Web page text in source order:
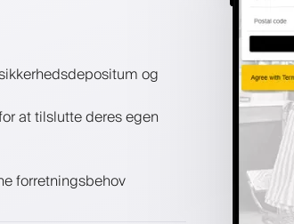
og
at tilslutte deres egen
forretningsbehov